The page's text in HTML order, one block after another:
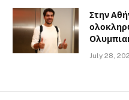
Στην
July 28,